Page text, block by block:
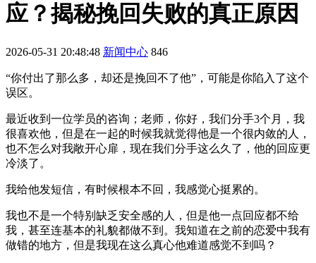
应？揭秘挽回失败的真正原因
2026-05-31 20:48:48 新闻中心 846
“你付出了那么多，却还是挽回不了他”，可能是你陷入了这个
误区。
最近收到一位学员的咨询；老师，你好，我们分手3个月，我
很喜欢他，但是在一起的时候我就觉得他是一个很内敛的人，
也不怎么对我敞开心扉，现在我们分手这么久了，他的回应更
冷淡了。
我给他发短信，有时候根本不回，我感觉心挺累的。
我也不是一个特别缺乏安全感的人，但是他一点回应都不给
我，甚至连基本的礼貌都做不到。我知道在之前的恋爱中我有
做错的地方，但是我现在这么真心他难道感觉不到吗？